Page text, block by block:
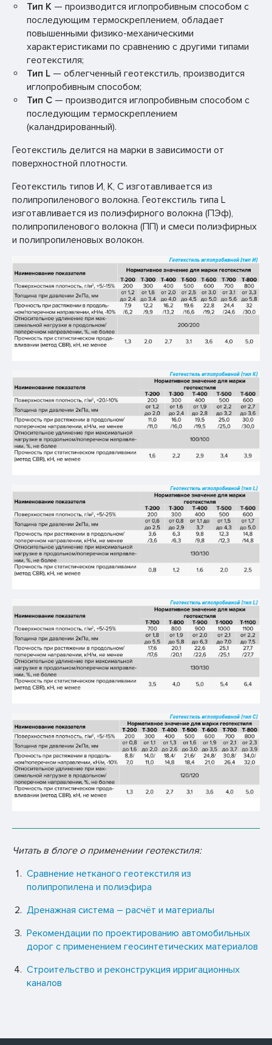
Тип К — производится иглопробивным способом с
последующим термоскреплением, обладает
повышенными физико-механическими
характеристиками по сравнению с другими типами
геотекстиля;
Тип L — облегченный геотекстиль, производится
иглопробивным способом;
Тип С — производится иглопробивным способом с
последующим термоскреплением
(каландрированный).
Геотекстиль делится на марки в зависимости от
поверхностной плотности.
Геотекстиль типов И, К, С изготавливается из
полипропиленового волокна. Геотекстиль типа L
изготавливается из полиэфирного волокна (ПЭф),
полипропиленового волокна (ПП) и смеси полиэфирных
и полипропиленовых волокон.
Читать в блоге о применении геотекстиля:
Сравнение нетканого геотекстиля из
полипропилена и полиэфира
Дренажная система – расчёт и материалы
Рекомендации по проектированию автомобильных
дорог с применением геосинтетических материалов
Строительство и реконструкция ирригационных
каналов